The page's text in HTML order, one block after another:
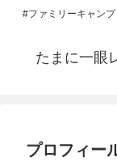
#ファミリーキャン
たまに一眼
プロフィー